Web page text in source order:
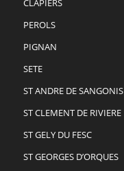
CLAPIERS
PEROLS
PIGNAN
SETE
ST ANDRE DE SANGONIS
ST CLEMENT DE RIVIERE
ST GELY DU FESC
ST GEORGES D’ORQUES